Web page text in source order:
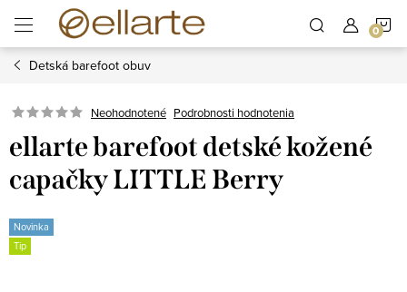
obsah
Detská barefoot obuv
Neohodnotené Podrobnosti hodnotenia
ellarte barefoot detské kožené
capačky LITTLE Berry
Novinka
Tip